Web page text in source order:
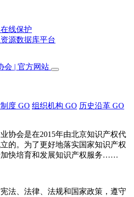
线保护
源数据库平台
度 GO 组织机构 GO 历史沿革 GO
协会是在2015年由北京知识产权代
的。为了更好地落实国家知识产权
加快培育和发展知识产权服务……
法、法律、法规和国家政策，遵守